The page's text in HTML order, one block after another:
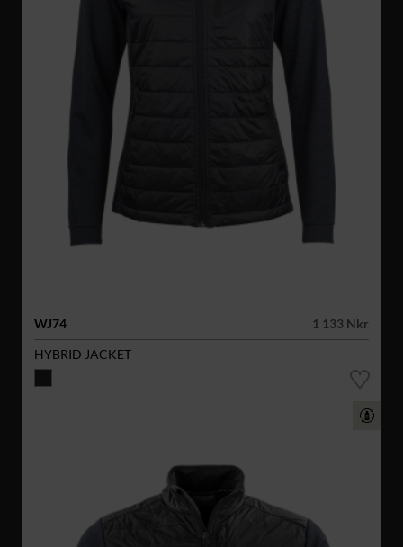
WJ74
1 133 Nkr
HYBRID JACKET